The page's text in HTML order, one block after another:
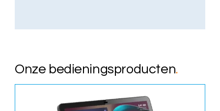
Onze bedieningsproducten.